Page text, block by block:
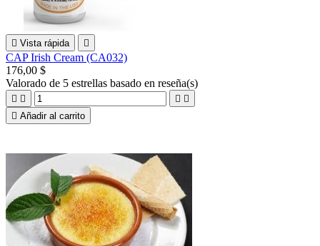
 Vista rápida 
CAP Irish Cream (CA032)
176,00 $
Valorado de 5 estrellas basado en reseña(s)
   
 Añadir al carrito